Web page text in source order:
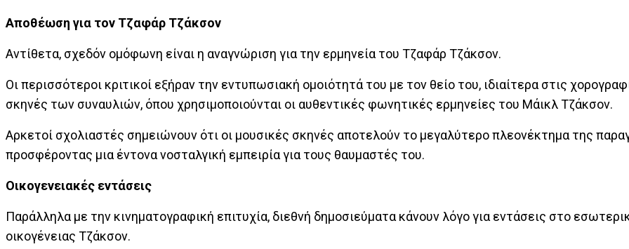
Αποθέωση για τον Τζαφάρ Τζάκσον
Αντίθετα, σχεδόν ομόφωνη είναι η αναγνώριση για την ερμηνεία του Τζαφάρ Τζάκσον.
Οι περισσότεροι κριτικοί εξήραν την εντυπωσιακή ομοιότητά του με τον θείο του, ιδιαίτερα στις
σκηνές των συναυλιών, όπου χρησιμοποιούνται οι αυθεντικές φωνητικές ερμηνείες του Μάικλ Τζάκσον.
Αρκετοί σχολιαστές σημειώνουν ότι οι μουσικές σκηνές αποτελούν το μεγαλύτερο πλεονέκτημα της
προσφέροντας μια έντονα νοσταλγική εμπειρία για τους θαυμαστές του.
Οικογενειακές εντάσεις
Παράλληλα με την κινηματογραφική επιτυχία, διεθνή δημοσιεύματα κάνουν λόγο για εντάσεις στο
οικογένειας Τζάκσον.